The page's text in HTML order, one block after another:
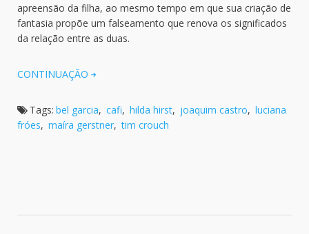
apreensão da filha, ao mesmo tempo em que sua criação de
fantasia propõe um falseamento que renova os significados
da relação entre as duas.
CONTINUAÇÃO
Tags: bel garcia, cafi, hilda hirst, joaquim castro, luciana
fróes, maíra gerstner, tim crouch